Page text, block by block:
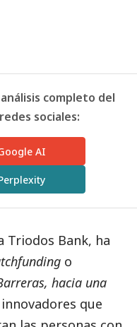
completo del
sociales:
AI
Triodos Bank, ha
o
hacia una
que